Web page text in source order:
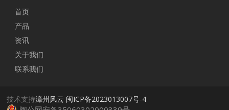
首页
产品
资讯
关于我们
联系我们
技术支持漳州风云 闽ICP备2023013007号-4